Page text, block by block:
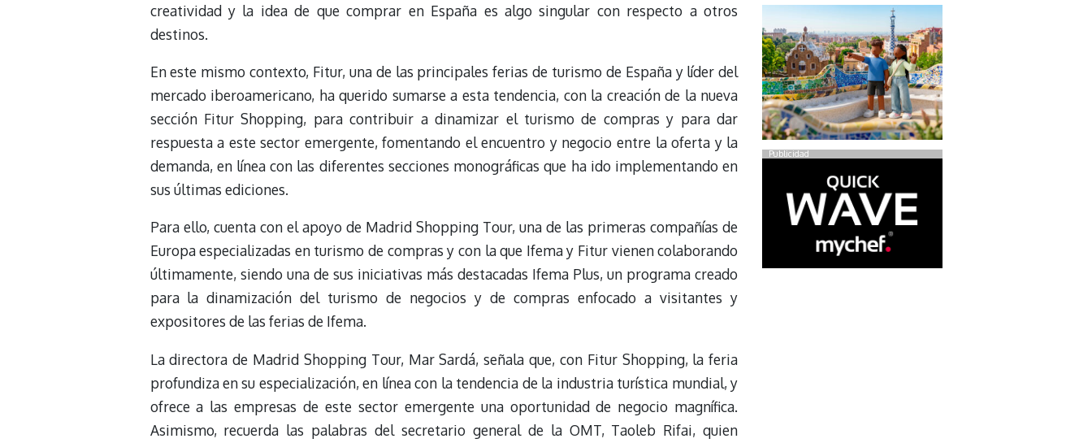
creatividad y la idea de que comprar en España es algo singular con respecto a otros
destinos.
En este mismo contexto, Fitur, una de las principales ferias de turismo de España y líder del
mercado iberoamericano, ha querido sumarse a esta tendencia, con la creación de la nueva
sección Fitur Shopping, para contribuir a dinamizar el turismo de compras y para dar
respuesta a este sector emergente, fomentando el encuentro y negocio entre la oferta y la
demanda, en línea con las diferentes secciones monográficas que ha ido implementando en
sus últimas ediciones.
Para ello, cuenta con el apoyo de Madrid Shopping Tour, una de las primeras compañías de
Europa especializadas en turismo de compras y con la que Ifema y Fitur vienen colaborando
últimamente, siendo una de sus iniciativas más destacadas Ifema Plus, un programa creado
para la dinamización del turismo de negocios y de compras enfocado a visitantes y
expositores de las ferias de Ifema.
La directora de Madrid Shopping Tour, Mar Sardá, señala que, con Fitur Shopping, la feria
profundiza en su especialización, en línea con la tendencia de la industria turística mundial, y
ofrece a las empresas de este sector emergente una oportunidad de negocio magnífica.
Asimismo, recuerda las palabras del secretario general de la OMT, Taoleb Rifai, quien
Publicidad